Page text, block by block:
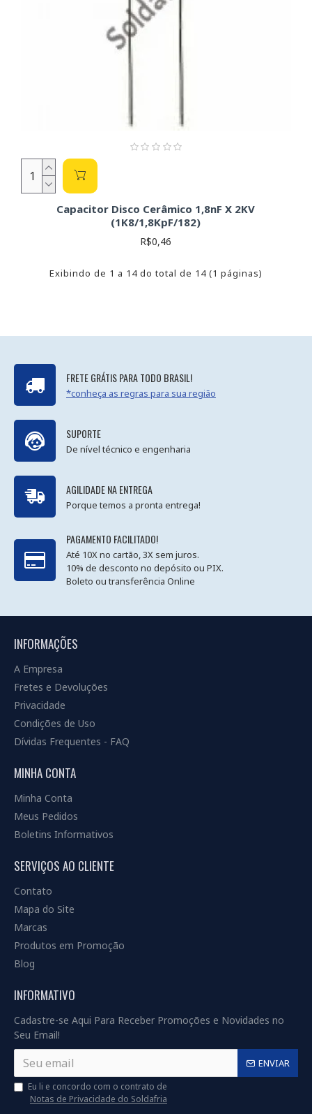
Capacitor Disco Cerâmico 1,8nF X 2KV
(1K8/1,8KpF/182)
R$0,46
Exibindo de 1 a 14 do total de 14 (1 páginas)
FRETE GRÁTIS PARA TODO BRASIL!
*conheça as regras para sua região
SUPORTE
De nível técnico e engenharia
AGILIDADE NA ENTREGA
Porque temos a pronta entrega!
PAGAMENTO FACILITADO!
Até 10X no cartão, 3X sem juros.
10% de desconto no depósito ou PIX.
Boleto ou transferência Online
INFORMAÇÕES
A Empresa
Fretes e Devoluções
Privacidade
Condições de Uso
Dívidas Frequentes - FAQ
MINHA CONTA
Minha Conta
Meus Pedidos
Boletins Informativos
SERVIÇOS AO CLIENTE
Contato
Mapa do Site
Marcas
Produtos em Promoção
Blog
INFORMATIVO
Cadastre-se Aqui Para Receber Promoções e Novidades no
Seu Email!
ENVIAR
Eu li e concordo com o contrato de
Notas de Privacidade do Soldafria